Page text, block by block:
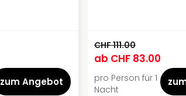
zum Angebot
CHF 111.00
ab CHF 83.00
pro Person für 1
Nacht